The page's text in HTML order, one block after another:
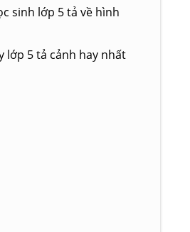
sinh lớp 5 tả về hình
lớp 5 tả cảnh hay nhất